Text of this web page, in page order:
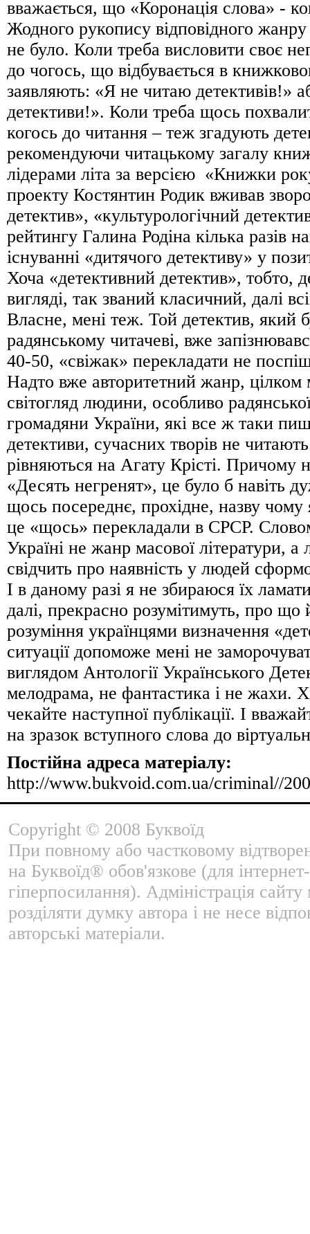
вважається, що «Коронація слова» -
Жодного рукопису відповідного
не було. Коли треба висловити своє
до чогось, що відбувається в
заявляють: «Я не читаю детективів!»
детективи!». Коли треба щось
когось до читання – теж згадують
рекомендуючи читацькому загалу
лідерами літа за версією «Книжки
проекту Костянтин Родик вживав
детектив», «культурологічний
рейтингу Галина Родіна кілька разів
існуванні «дитячого детективу» у
Хоча «детективний детектив», тобто,
вигляді, так званий класичний, далі
Власне, мені теж. Той детектив, який
радянському читачеві, вже
40-50, «свіжак» перекладати не
Надто вже авторитетний жанр, цілком
світогляд людини, особливо
громадяни України, які все ж таки
детективи, сучасних творів не
рівняються на Агату Крісті. Причому
«Десять негренят», це було б навіть
щось посереднє, прохідне, назву чому
це «щось» перекладали в СРСР.
Україні не жанр масової літератури,
свідчить про наявність у людей
І в даному разі я не збираюся їх
далі, прекрасно розумітимуть, про що
розуміння українцями визначення
ситуації допоможе мені не
виглядом Антології Українського
мелодрама, не фантастика і не жахи.
чекайте наступної публікації. І
на зразок вступного слова до
Постійна адреса матеріалу:
http://www.bukvoid.com.ua/criminal//
Copyright © 2008 Буквоїд
При повному або частковому
на Буквоїд® обов'язкове (для
гіперпосилання). Адміністрація
розділяти думку автора і не несе
авторські матеріали.